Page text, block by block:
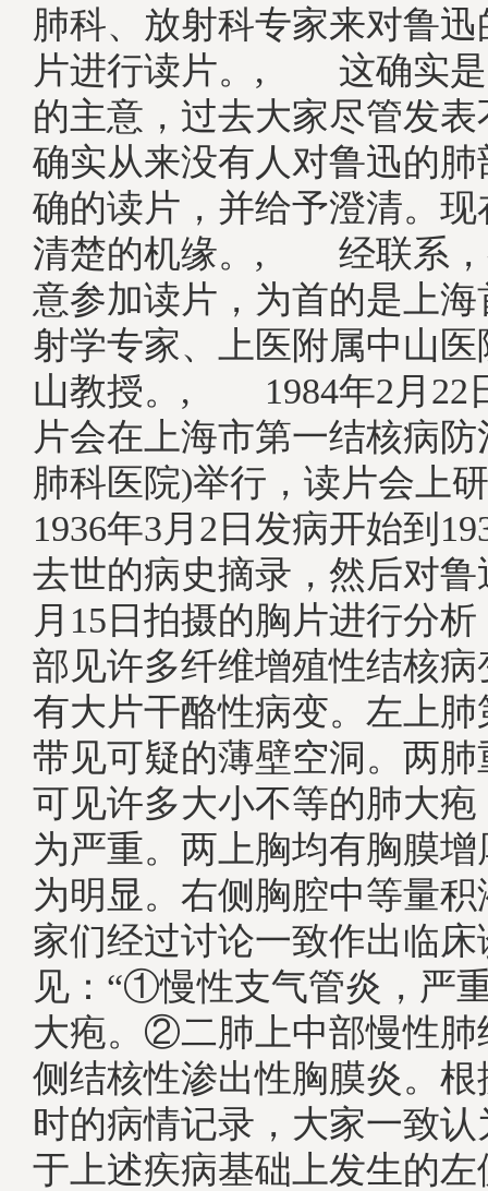
肺科、放射科专家来对鲁
片进行读片。, 这确实是
的主意，过去大家尽管发
确实从来没有人对鲁迅的
确的读片，并给予澄清。
清楚的机缘。, 经联系，
意参加读片，为首的是上
射学专家、上医附属中山
山教授。, 1984年2月22
片会在上海市第一结核病
肺科医院)举行，读片会上
1936年3月2日发病开始到
去世的病史摘录，然后对鲁
月15日拍摄的胸片进行分
部见许多纤维增殖性结核
有大片干酪性病变。左上
带见可疑的薄壁空洞。两
可见许多大小不等的肺大
为严重。两上胸均有胸膜
为明显。右侧胸腔中等
家们经过讨论一致作出临床
见：“①慢性支气管炎，严
大疱。②二肺上中部慢性
侧结核性渗出性胸膜炎。根
时的病情记录，大家一致
于上述疾病基础上发生的